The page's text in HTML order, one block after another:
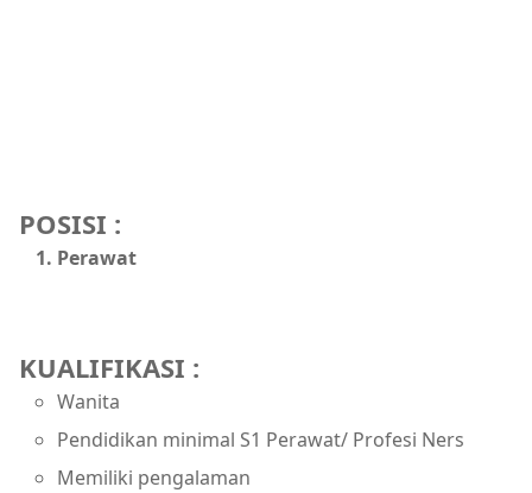
POSISI :
Perawat
KUALIFIKASI :
Wanita
Pendidikan minimal S1 Perawat/ Profesi Ners
Memiliki pengalaman